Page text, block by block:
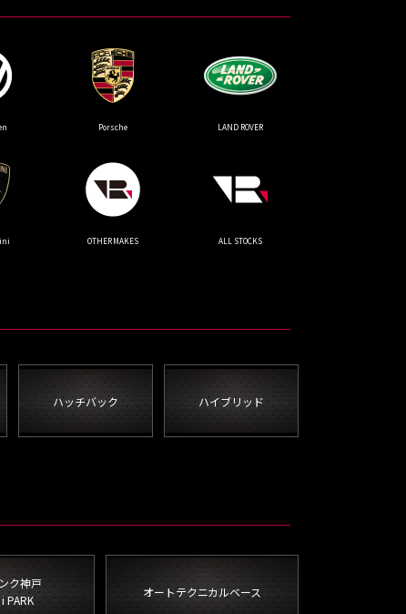
Porsche LAND ROVER
OTHER MAKES ALL STOCKS
ハッチバック ハイブリッド
ク神戸
PARK
オートテクニカルベース